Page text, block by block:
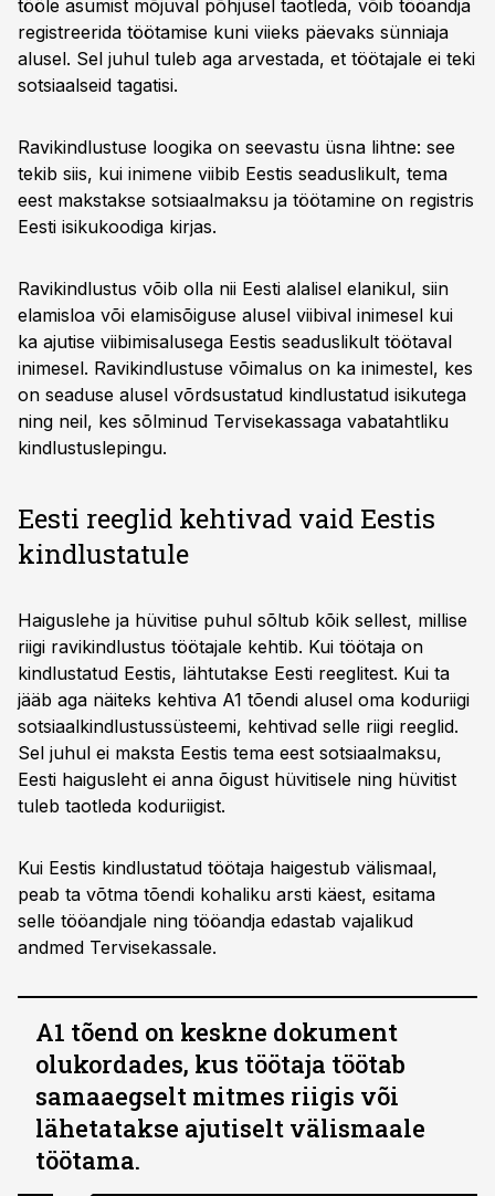
tööle asumist mõjuval põhjusel taotleda, võib tööandja
registreerida töötamise kuni viieks päevaks sünniaja
alusel. Sel juhul tuleb aga arvestada, et töötajale ei teki
sotsiaalseid tagatisi.
Ravikindlustuse loogika on seevastu üsna lihtne: see
tekib siis, kui inimene viibib Eestis seaduslikult, tema
eest makstakse sotsiaalmaksu ja töötamine on registris
Eesti isikukoodiga kirjas.
Ravikindlustus võib olla nii Eesti alalisel elanikul, siin
elamisloa või elamisõiguse alusel viibival inimesel kui
ka ajutise viibimisalusega Eestis seaduslikult töötaval
inimesel. Ravikindlustuse võimalus on ka inimestel, kes
on seaduse alusel võrdsustatud kindlustatud isikutega
ning neil, kes sõlminud Tervisekassaga vabatahtliku
kindlustuslepingu.
Eesti reeglid kehtivad vaid Eestis
kindlustatule
Haiguslehe ja hüvitise puhul sõltub kõik sellest, millise
riigi ravikindlustus töötajale kehtib. Kui töötaja on
kindlustatud Eestis, lähtutakse Eesti reeglitest. Kui ta
jääb aga näiteks kehtiva A1 tõendi alusel oma koduriigi
sotsiaalkindlustussüsteemi, kehtivad selle riigi reeglid.
Sel juhul ei maksta Eestis tema eest sotsiaalmaksu,
Eesti haigusleht ei anna õigust hüvitisele ning hüvitist
tuleb taotleda koduriigist.
Kui Eestis kindlustatud töötaja haigestub välismaal,
peab ta võtma tõendi kohaliku arsti käest, esitama
selle tööandjale ning tööandja edastab vajalikud
andmed Tervisekassale.
A1 tõend on keskne dokument
olukordades, kus töötaja töötab
samaaegselt mitmes riigis või
lähetatakse ajutiselt välismaale
töötama.